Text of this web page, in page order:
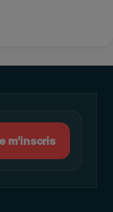
m'inscris